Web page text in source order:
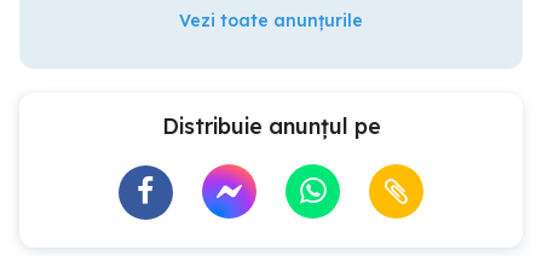
Vezi toate anunțurile
Distribuie anunțul pe